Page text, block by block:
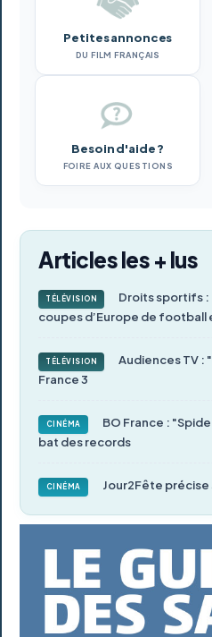
Petites annonces
DU FILM FRANÇAIS
Besoin d'aide ?
FOIRE AUX QUESTIONS
Articles les + lus
TÉLÉVISION
Droits sportifs :
coupes d’Europe de football
TÉLÉVISION
Audiences TV :
France 3
CINÉMA
BO France :
bat des records
CINÉMA Jour2Fête précise